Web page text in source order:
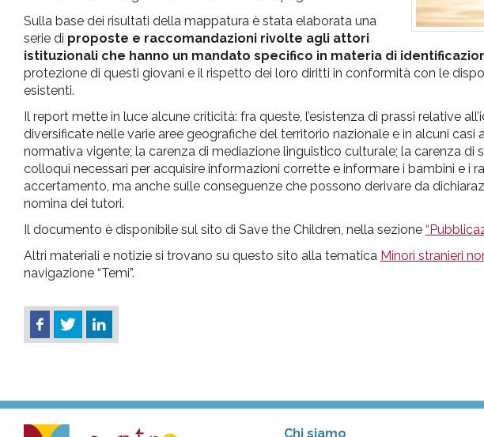
Sulla base dei risultati della mappatura è stata elaborata una
serie di proposte e raccomandazioni rivolte agli attori
istituzionali che hanno un mandato specifico in materia di
protezione di questi giovani e il rispetto dei loro diritti in conformità con le
esistenti.
Il report mette in luce alcune criticità: fra queste, l’esistenza di prassi relative
diversificate nelle varie aree geografiche del territorio nazionale e in alcuni
normativa vigente; la carenza di mediazione linguistico culturale; la carenza
colloqui necessari per acquisire informazioni corrette e informare i bambini e i
accertamento, ma anche sulle conseguenze che possono derivare da
nomina dei tutori.
Il documento è disponibile sul sito di Save the Children, nella sezione
Altri materiali e notizie si trovano su questo sito alla tematica Minori stranieri
navigazione “Temi”.
Chi siamo